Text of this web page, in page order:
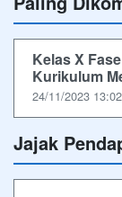
Kelas X
Kurikulum
24/11/2023
Jajak